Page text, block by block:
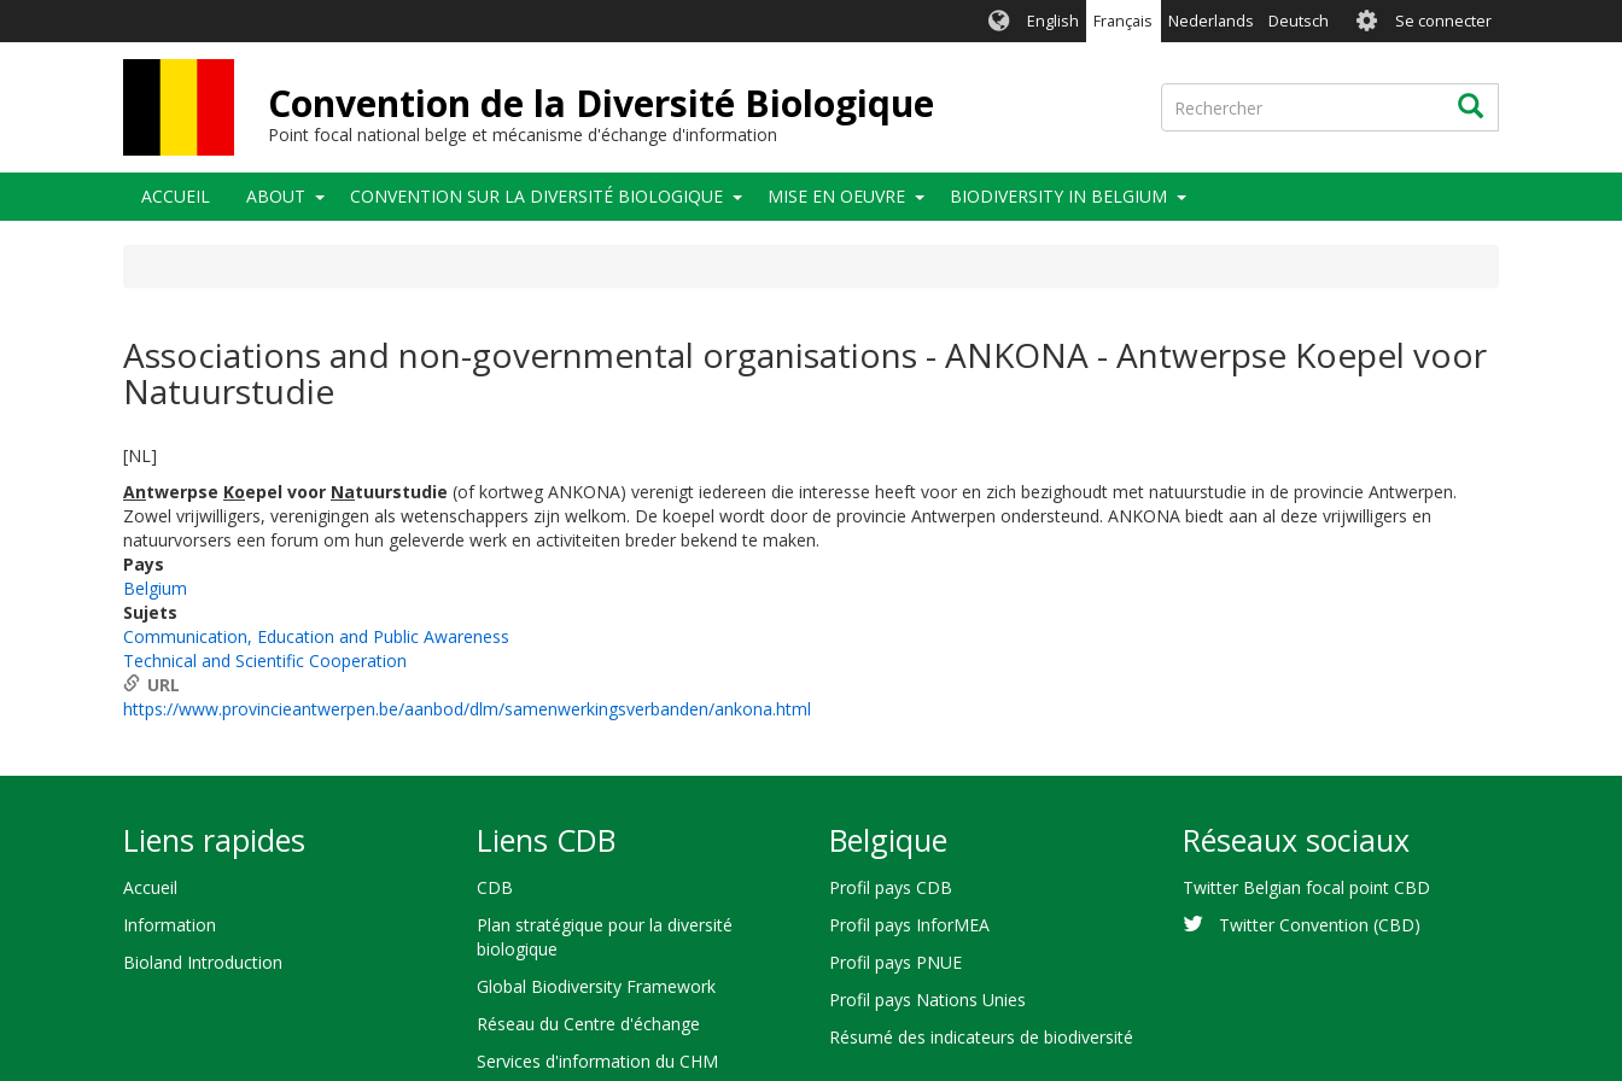
English Français Nederlands Deutsch User
account
menu
Se connecter
Convention de la Diversité Biologique
Point focal national belge et mécanisme d'échange d'information
Rechercher Rechercher
Navigation
principale
ACCUEIL ABOUT CONVENTION SUR LA DIVERSITÉ BIOLOGIQUE MISE EN OEUVRE BIODIVERSITY IN BELGIUM
Associations and non-governmental organisations - ANKONA - Antwerpse Koepel voor
Natuurstudie
[NL]
Antwerpse Koepel voor Natuurstudie (of kortweg ANKONA) verenigt iedereen die interesse heeft voor en zich bezighoudt met natuurstudie in de provincie Antwerpen.
Zowel vrijwilligers, verenigingen als wetenschappers zijn welkom. De koepel wordt door de provincie Antwerpen ondersteund. ANKONA biedt aan al deze vrijwilligers en
natuurvorsers een forum om hun geleverde werk en activiteiten breder bekend te maken.
Pays
Belgium
Sujets
Communication, Education and Public Awareness
Technical and Scientific Cooperation
URL
https://www.provincieantwerpen.be/aanbod/dlm/samenwerkingsverbanden/ankona.html
Liens rapides
Accueil
Information
Bioland Introduction
Liens CDB
CDB
Plan stratégique pour la diversité
biologique
Global Biodiversity Framework
Réseau du Centre d'échange
Services d'information du CHM
Belgique
Profil pays CDB
Profil pays InforMEA
Profil pays PNUE
Profil pays Nations Unies
Résumé des indicateurs de biodiversité
Réseaux sociaux
Twitter Belgian focal point CBD
Twitter Convention (CBD)